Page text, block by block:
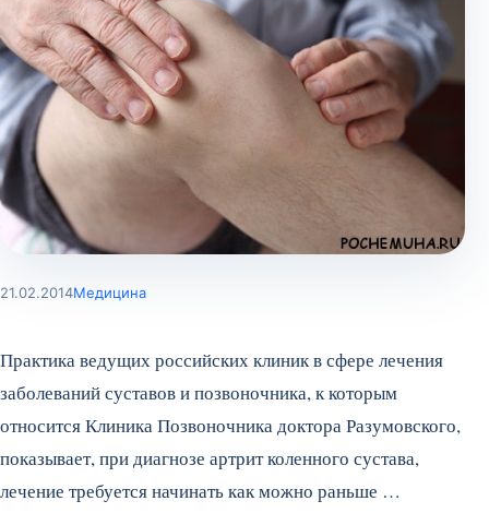
21.02.2014Медицина
Практика ведущих российских клиник в сфере лечения
заболеваний суставов и позвоночника, к которым
относится Клиника Позвоночника доктора Разумовского,
показывает, при диагнозе артрит коленного сустава,
лечение требуется начинать как можно раньше …